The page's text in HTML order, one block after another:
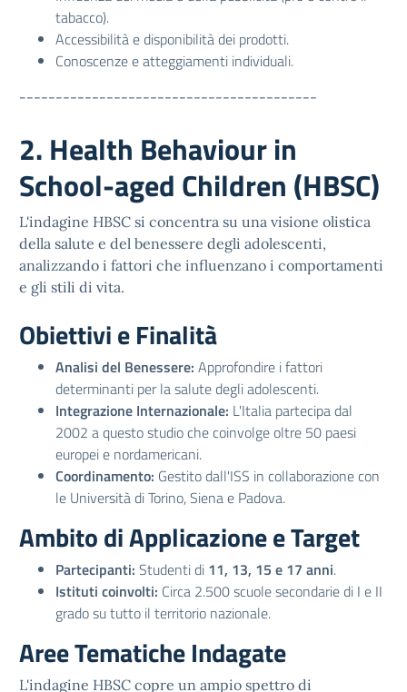
tabacco).
Accessibilità e disponibilità dei prodotti.
Conoscenze e atteggiamenti individuali.
-----------------------------------------
2. Health Behaviour in
School-aged Children (HBSC)
L'indagine HBSC si concentra su una visione olistica
della salute e del benessere degli adolescenti,
analizzando i fattori che influenzano i comportamenti
e gli stili di vita.
Obiettivi e Finalità
Analisi del Benessere: Approfondire i fattori
determinanti per la salute degli adolescenti.
Integrazione Internazionale: L'Italia partecipa dal
2002 a questo studio che coinvolge oltre 50 paesi
europei e nordamericani.
Coordinamento: Gestito dall'ISS in collaborazione con
le Università di Torino, Siena e Padova.
Ambito di Applicazione e Target
Partecipanti: Studenti di 11, 13, 15 e 17 anni.
Istituti coinvolti: Circa 2.500 scuole secondarie di I e II
grado su tutto il territorio nazionale.
Aree Tematiche Indagate
L'indagine HBSC copre un ampio spettro di